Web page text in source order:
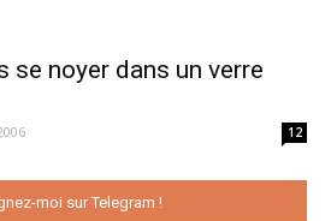
se noyer dans un verre
12
moi sur Telegram !